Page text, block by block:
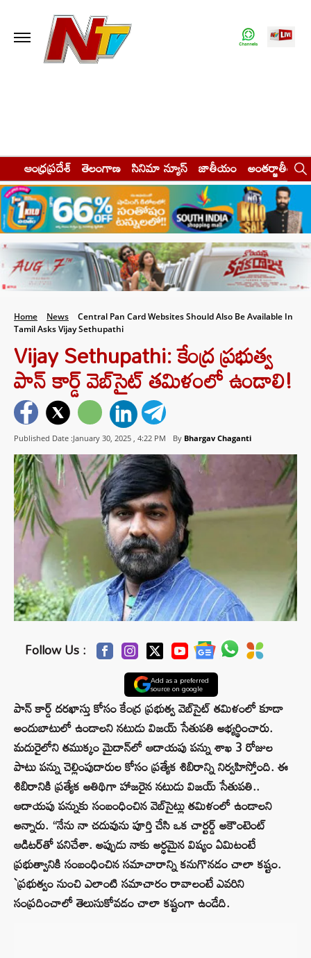
ఆంధ్రప్రదేశ్ తెలంగాణ సినిమా న్యూస్ జాతీయం అంతర్జాతీయం
Home News
Central Pan Card Websites Should Also Be Available In
Tamil Asks Vijay Sethupathi
Vijay Sethupathi: కేంద్ర ప్రభుత్వ
పాన్ కార్డ్ వెబ్‌సైట్ తమిళంలో ఉండాలి!
Published Date :January 30, 2025 , 4:22 PM By Bhargav Chaganti
Follow Us :
Add as a preferred
source on google
పాన్ కార్డ్ దరఖాస్తు కోసం కేంద్ర ప్రభుత్వ వెబ్‌సైట్ తమిళంలో కూడా
అందుబాటులో ఉండాలని నటుడు విజయ్ సేతుపతి అభ్యర్థించారు.
మదురైలోని తముక్కం మైదాన్‌లో ఆదాయపు పన్ను శాఖ 3 రోజుల
పాటు పన్ను చెల్లింపుదారుల కోసం ప్రత్యేక శిబిరాన్ని నిర్వహిస్తోంది. ఈ
శిబిరానికి ప్రత్యేక అతిథిగా హాజరైన నటుడు విజయ్ సేతుపతి..
ఆదాయపు పన్నుకు సంబంధించిన వెబ్‌సైట్లు తమిళంలో ఉండాలని
అన్నారు. “నేను నా చదువును పూర్తి చేసి ఒక చార్టర్డ్ అకౌంటెంట్
ఆడిటర్‌తో పనిచేశా. అప్పుడు నాకు అర్ధమైన విష్యం ఏమిటంటే
ప్రభుత్వానికి సంబంధించిన సమాచారాన్ని కనుగొనడం చాలా కష్టం.
`ప్రభుత్వం నుంచి ఎలాంటి సమాచారం రావాలంటే ఎవరిని
సంప్రదించాలో తెలుసుకోవడం చాలా కష్టంగా ఉండేది.